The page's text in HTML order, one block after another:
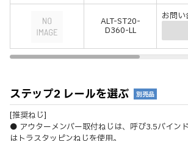
ALT-ST20-
D360-LL
お問
ステップ2 レールを選ぶ 別売品
[推奨ねじ]
● アウターメンバー取付ねじは、呼び3.5バイン
はトラスタッピンねじを使用。